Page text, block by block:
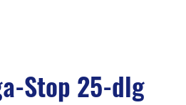
Stop 25-dlg